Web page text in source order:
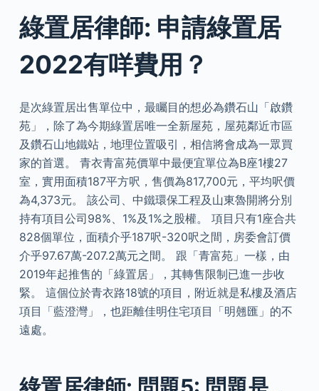
綠置居律師: 申請綠置居
2022有咩費用？
是次綠置居出售單位中，最矚目的想必為鑽石山「啟鑽
苑」，除了為今期綠置居唯一全新屋苑，屋苑鄰近市區
及鑽石山地鐵站，地理位置吸引，相信將會成為一眾買
家的首選。 青衣青富苑價單中最便宜單位為B座1樓27
室，實用面積187平方呎，售價為817,700元，平均呎價
為4,373元。 該公司、中鐵環保工程及山東魯開將分別
持有項目公司98%、1%及1%之股權。 項目只有1座合共
828個單位，面積介乎187呎-320呎之間，房委會訂價
介乎97.67萬-207.2萬元之間。 跟「青富苑」一樣，由
2019年起推售的「綠置居」，其轉售限制已進一步收
緊。 這個位於青衣路18號的項目，附近就是私樓及酒店
項目「藍澄灣」，也距離佳明住宅項目「明翹匯」的不
遠處。